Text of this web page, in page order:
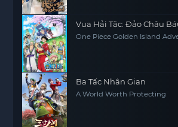
Vua Hải Tặc: Đảo Châu
One Piece Golden Island
Ba Tấc Nhân Gian
A World Worth Protecting